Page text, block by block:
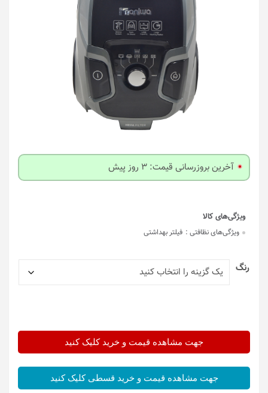
آخرین بروزرسانی قیمت: 3 روز پیش
ویژگی‌های نظافتی : فیلتر بهداشتی
رنگ
جهت مشاهده قیمت و خرید کلیک کنید
جهت مشاهده قیمت و خرید قسطی کلیک کنید